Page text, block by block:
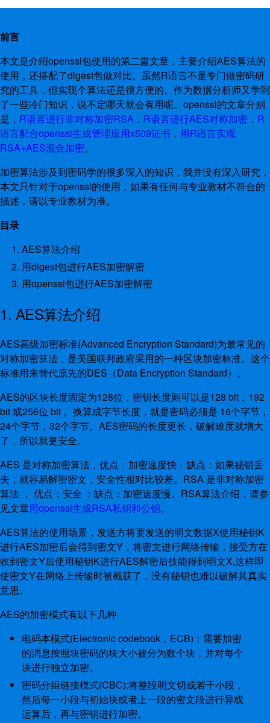
前言
本文是介绍openssl包使用的第二篇文章，主要介绍AES算法的
使用，还搭配了digest包做对比。虽然R语言不是专门做密码研
究的工具，但实现个算法还是很方便的。作为数据分析师又学到
了一些冷门知识，说不定哪天就会有用呢。openssl的文章分别
是， R语言进行非对称加密RSA ， R语言进行AES对称加密 ， R
语言配合openssl生成管理应用x509证书 ， 用R语言实现
RSA+AES混合加密。
加密算法涉及到密码学的很多深入的知识，我并没有深入研究，
本文只针对于openssl的使用，如果有任何与专业教材不符合的
描述，请以专业教材为准。
目录
AES算法介绍
用digest包进行AES加密解密
用openssl包进行AES加密解密
1. AES算法介绍
AES高级加密标准(Advanced Encryption Standard)为最常见的
对称加密算法，是美国联邦政府采用的一种区块加密标准。这个
标准用来替代原先的DES（Data Encryption Standard）。
AES的区块长度固定为128位，密钥长度则可以是128 bit，192
bit 或256位 bit 。换算成字节长度，就是密码必须是 16个字节，
24个字节，32个字节。AES密码的长度更长，破解难度就增大
了，所以就更安全。
AES 是对称加密算法，优点：加密速度快；缺点：如果秘钥丢
失，就容易解密密文，安全性相对比较差。RSA 是非对称加密
算法 ， 优点：安全 ；缺点：加密速度慢。RSA算法介绍，请参
见文章用openssl生成RSA私钥和公钥。
AES算法的使用场景，发送方将要发送的明文数据X使用秘钥K
进行AES加密后会得到密文Y，将密文进行网络传输，接受方在
收到密文Y后使用秘钥K进行AES解密后技能得到明文X,这样即
使密文Y在网络上传输时被截获了，没有秘钥也难以破解其真实
意思。
AES的加密模式有以下几种
电码本模式(Electronic codebook，ECB)：需要加密
的消息按照块密码的块大小被分为数个块，并对每个
块进行独立加密。
密码分组链接模式(CBC):将整段明文切成若干小段，
然后每一小段与初始块或者上一段的密文段进行异或
运算后，再与密钥进行加密。